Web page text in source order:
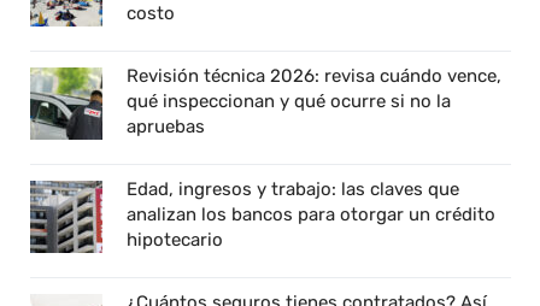
costo
Revisión técnica 2026: revisa cuándo vence,
qué inspeccionan y qué ocurre si no la
apruebas
Edad, ingresos y trabajo: las claves que
analizan los bancos para otorgar un crédito
hipotecario